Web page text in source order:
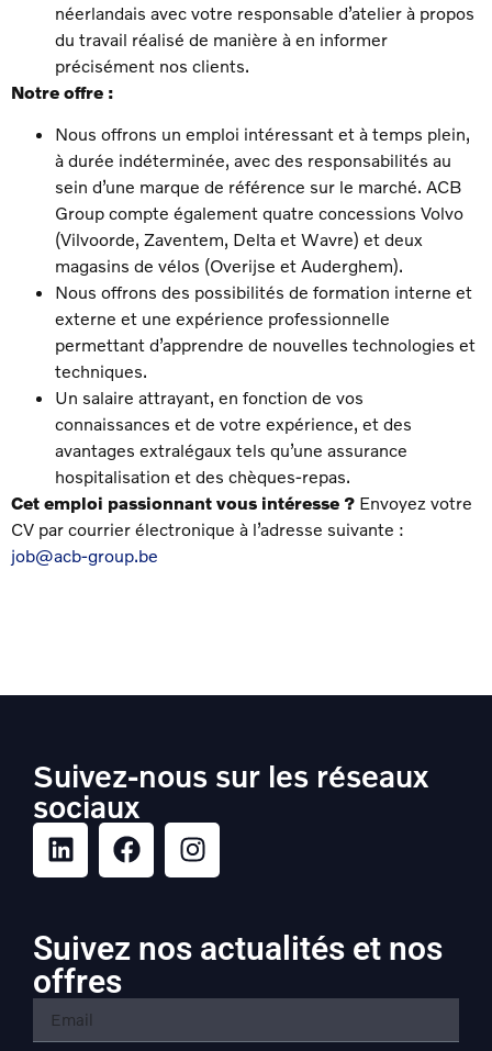
néerlandais avec votre responsable d’atelier à propos
du travail réalisé de manière à en informer
précisément nos clients.
Notre offre :
Nous offrons un emploi intéressant et à temps plein,
à durée indéterminée, avec des responsabilités au
sein d’une marque de référence sur le marché. ACB
Group compte également quatre concessions Volvo
(Vilvoorde, Zaventem, Delta et Wavre) et deux
magasins de vélos (Overijse et Auderghem).
Nous offrons des possibilités de formation interne et
externe et une expérience professionnelle
permettant d’apprendre de nouvelles technologies et
techniques.
Un salaire attrayant, en fonction de vos
connaissances et de votre expérience, et des
avantages extralégaux tels qu’une assurance
hospitalisation et des chèques-repas.
Cet emploi passionnant vous intéresse ? Envoyez votre
CV par courrier électronique à l’adresse suivante :
job@acb-group.be
Suivez-nous sur les réseaux
sociaux
Suivez nos actualités et nos
offres